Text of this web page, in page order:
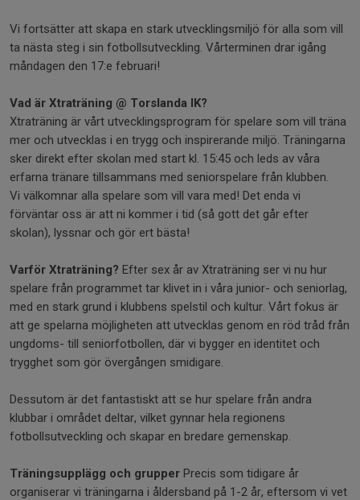
Vi fortsätter att skapa en stark utvecklingsmiljö för alla som vill
ta nästa steg i sin fotbollsutveckling. Vårterminen drar igång
måndagen den 17:e februari!
Vad är Xtraträning @ Torslanda IK?
Xtraträning är vårt utvecklingsprogram för spelare som vill träna
mer och utvecklas i en trygg och inspirerande miljö. Träningarna
sker direkt efter skolan med start kl. 15:45 och leds av våra
erfarna tränare tillsammans med seniorspelare från klubben.
Vi välkomnar alla spelare som vill vara med! Det enda vi
förväntar oss är att ni kommer i tid (så gott det går efter
skolan), lyssnar och gör ert bästa!
Varför Xtraträning? Efter sex år av Xtraträning ser vi nu hur
spelare från programmet tar klivet in i våra junior- och seniorlag,
med en stark grund i klubbens spelstil och kultur. Vårt fokus är
att ge spelarna möjligheten att utvecklas genom en röd tråd från
ungdoms- till seniorfotbollen, där vi bygger en identitet och
trygghet som gör övergången smidigare.
Dessutom är det fantastiskt att se hur spelare från andra
klubbar i området deltar, vilket gynnar hela regionens
fotbollsutveckling och skapar en bredare gemenskap.
Träningsupplägg och grupper Precis som tidigare år
organiserar vi träningarna i åldersband på 1-2 år, eftersom vi vet